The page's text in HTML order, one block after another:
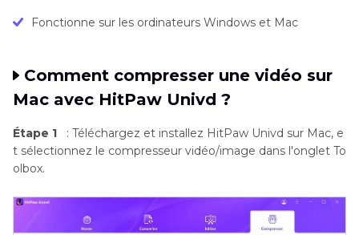
Fonctionne sur les ordinateurs Windows et Mac
Comment compresser une vidéo sur
Mac avec HitPaw Univd ?
Étape 1
: Téléchargez et installez HitPaw Univd sur Mac, e
t sélectionnez le compresseur vidéo/image dans l'onglet To
olbox.